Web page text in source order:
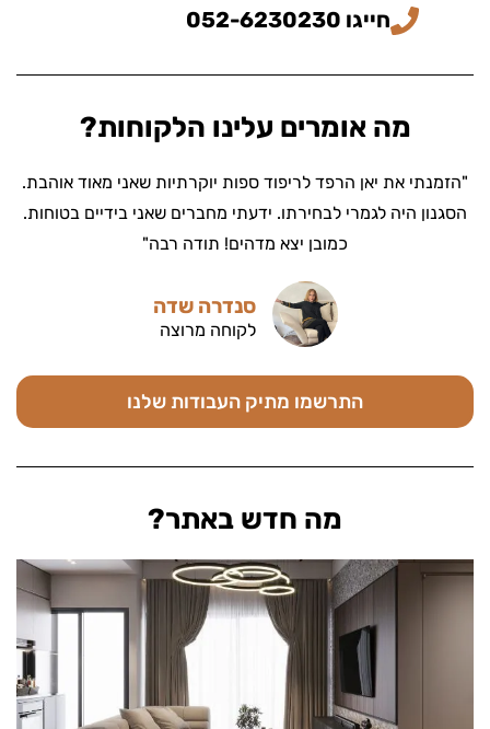
חייגו 052-6230230
מה אומרים עלינו הלקוחות?
"הזמנתי את יאן הרפד לריפוד ספות יוקרתיות שאני מאוד אוהבת.
הסגנון היה לגמרי לבחירתו. ידעתי מחברים שאני בידיים בטוחות.
כמובן יצא מדהים! תודה רבה"
סנדרה שדה
לקוחה מרוצה
התרשמו מתיק העבודות שלנו
מה חדש באתר?